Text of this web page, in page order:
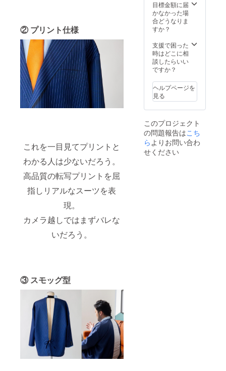
② プリント仕様
これを一目見てプリントと
わかる人は少ないだろう。
高品質の転写プリントを屈
指しリアルなスーツを表
現。
カメラ越しではまずバレな
いだろう。
③ スモッグ型
ます。
データ
に出来
次第
はお返
ししま
す。 そ
のデー
にあな
たのオ
リジナ
ルプリ
RIMOS
Uを製作
させて
いただ
きま
目標金額に届
かなかった場
合どうなりま
すか？
支援で困った
時はどこに相
談したらいい
ですか？
ヘルプページを
見る
このプロジェクト
の問題報告はこち
ら よりお問い合わ
せください